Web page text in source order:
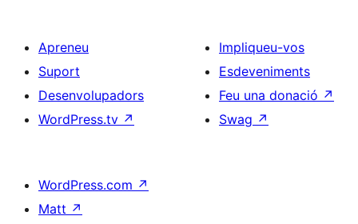
Apreneu
Suport
Desenvolupadors
WordPress.tv ↗
Impliqueu-vos
Esdeveniments
Feu una donació ↗
Swag ↗
WordPress.com ↗
Matt ↗